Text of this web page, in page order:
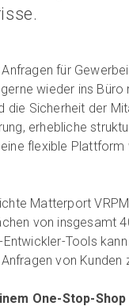
für
wieder ins
die Sicherheit der
erhebliche
flexible
Matterport
von insgesamt
Tools
von Kunden
One-Stop-Shop